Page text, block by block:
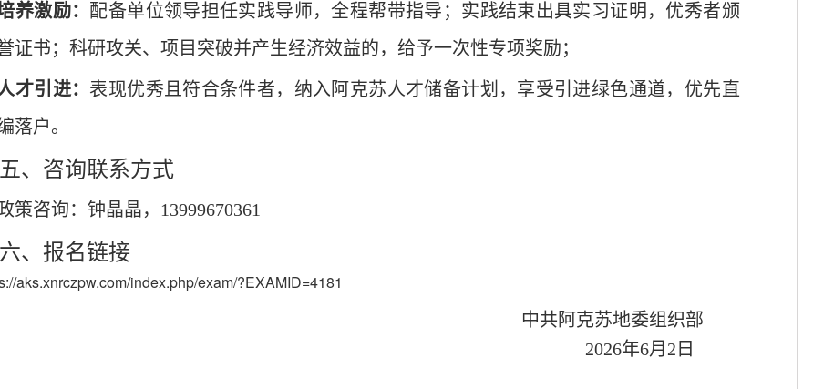
养激励： 配备单位领导担任实践导师，全程帮带指导；实践结束出具实习证明，优秀者颁
证书；科研攻关、项目突破并产生经济效益的，给予一次性专项奖励；
才引进： 表现优秀且符合条件者，纳入阿克苏人才储备计划，享受引进绿色通道，优先直
落户。
五、咨询联系方式
策咨询：钟晶晶， 13999670361
六、报名链接
aks.xnrczpw.com/index.php/exam/?EXAMID=4181
中共阿克苏地委组织部
2026年6月 2 日